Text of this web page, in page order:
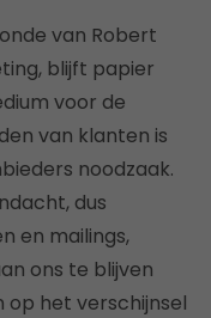
van Robert
blijft papier
voor de
van klanten is
noodzaak.
dus
en mailings,
ons te blijven
op het verschijnsel